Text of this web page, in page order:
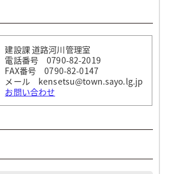
建設課 道路河川管理室
電話番号 0790-82-2019
FAX番号 0790-82-0147
メール kensetsu@town.sayo.lg.jp
お問い合わせ